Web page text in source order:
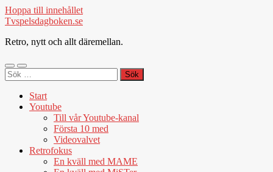
Hoppa till innehållet
Tvspelsdagboken.se
Retro, nytt och allt däremellan.
Slå
på/av
Slå
på/av
Sök
efter:
Start
Youtube
Till vår Youtube-kanal
Första 10 med
Videovalvet
Retrofokus
En kväll med MAME